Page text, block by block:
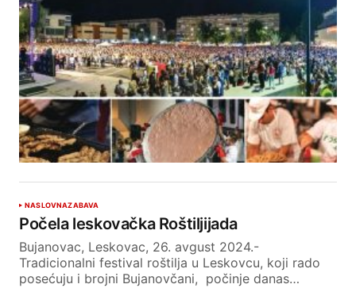
NASLOVNAZABAVA
Počela leskovačka Roštiljijada
Bujanovac, Leskovac, 26. avgust 2024.-
Tradicionalni festival roštilja u Leskovcu, koji rado
posećuju i brojni Bujanovčani, počinje danas…